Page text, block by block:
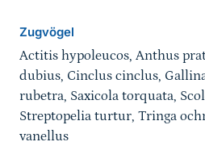
Zugvögel
Actitis hypoleucos, Anthus
dubius, Cinclus cinclus,
rubetra, Saxicola torquata,
Streptopelia turtur, Tringa
vanellus